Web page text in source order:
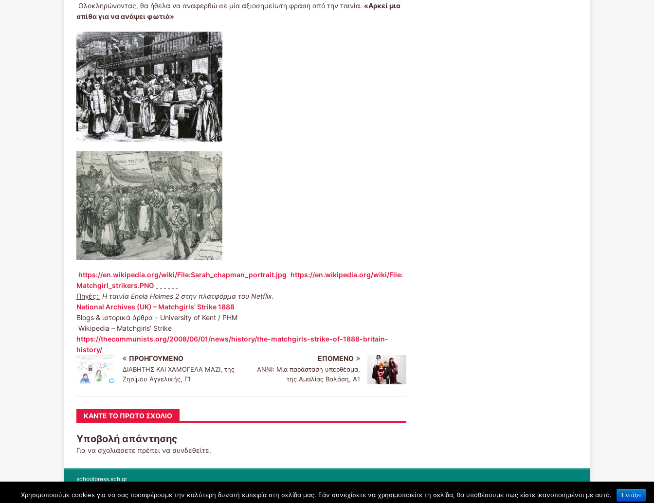
Ολοκληρώνοντας, θα ήθελα να αναφερθώ σε μία αξιοσημείωτη φράση από την ταινία. «Αρκεί μια
σπίθα για να ανάψει φωτιά»
https://en.wikipedia.org/wiki/File:Sarah_chapman_portrait.jpg https://en.wikipedia.org/wiki/File:
Matchgirl_strikers.PNG
Πηγές: Η ταινία Enola Holmes 2 στην πλατφόρμα του Netflix.
National Archives (UK) – Matchgirls’ Strike 1888
Blogs & ιστορικά άρθρα – University of Kent / PHM
Wikipedia – Matchgirls’ Strike
https://thecommunists.org/2008/06/01/news/history/the-matchgirls-strike-of-1888-britain-
history/
ΠΡΟΗΓΟΎΜΕΝΟ
ΔΙΑΒΗΤΗΣ ΚΑΙ ΧΑΜΟΓΕΛΑ ΜΑΖΙ, της
Ζησίμου Αγγελικής, Γ1
ΕΠΌΜΕΝΟ
ΑΝΝΙ: Μια παράσταση υπερθέαμα,
της Αμαλίας Βαλάση, Α1
ΚΆΝΤΕ ΤΟ ΠΡΏΤΟ ΣΧΌΛΙΟ
Υποβολή απάντησης
Για να σχολιάσετε πρέπει να συνδεθείτε.
schoolpress.sch.gr
Όροι Χρήσης schoolpress.sch.gr|Δήλωση προσβασιμότητας
Χρησιμοποιούμε cookies για να σας προσφέρουμε την καλύτερη δυνατή εμπειρία στη σελίδα μας. Εάν συνεχίσετε να χρησιμοποιείτε τη σελίδα, θα υποθέσουμε πως είστε ικανοποιημένοι με αυτό. Εντάξει